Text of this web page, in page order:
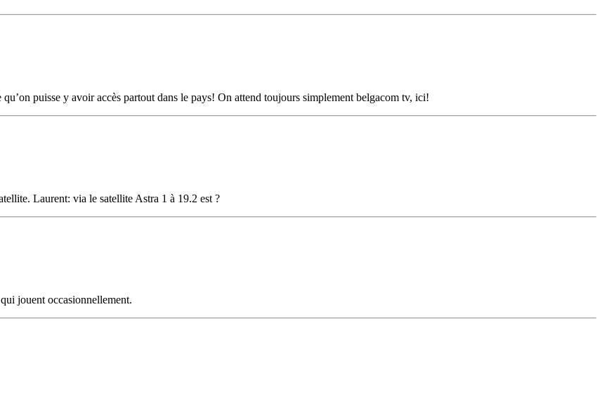
puisse y avoir accès partout dans le pays! On attend toujours simplement belgacom tv, ici!
Laurent: via le satellite Astra 1 à 19.2 est ?
jouent occasionnellement.